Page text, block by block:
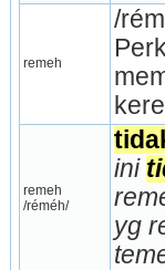
remeh
/
remeh
/réméh/
ini
yg